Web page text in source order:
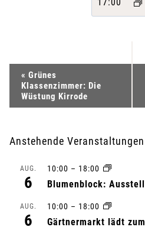
17:00
a
« Grünes
Klassenzimmer: Die
Wüstung Kirrode
Anstehende Veranstaltungen
AUG.
6
10:00 – 18:00
Blumenblock:
AUG.
6
10:00 – 18:00
Gärtnermarkt lädt